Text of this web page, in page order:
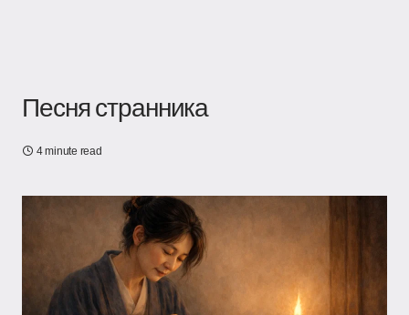
Песня странника
4 minute read